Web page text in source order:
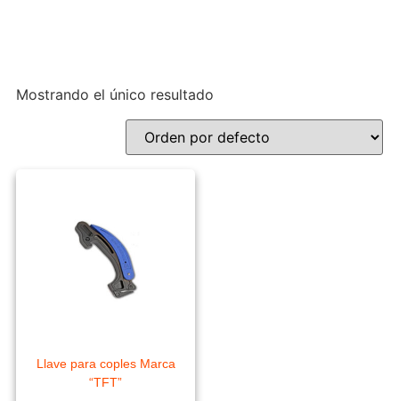
Mostrando el único resultado
Llave para coples Marca
“TFT”